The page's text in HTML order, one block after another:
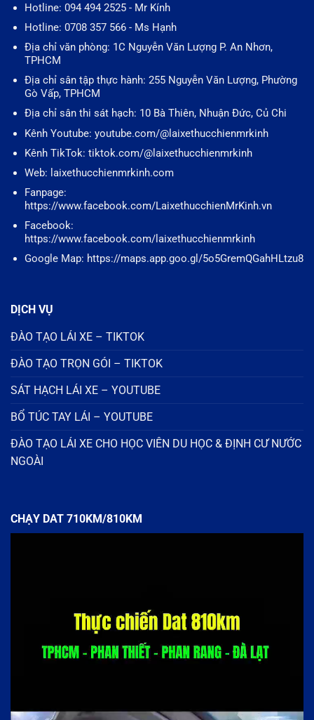
Hotline: 094 494 2525 - Mr Kính
Hotline: 0708 357 566 - Ms Hạnh
Địa chỉ văn phòng: 1C Nguyễn Văn Lượng P. An Nhơn,
TPHCM
Địa chỉ sân tập thực hành: 255 Nguyễn Văn Lượng, Phường
Gò Vấp, TPHCM
Địa chỉ sân thi sát hạch: 10 Bà Thiên, Nhuận Đức, Củ Chi
Kênh Youtube: youtube.com/@laixethucchienmrkinh
Kênh TikTok: tiktok.com/@laixethucchienmrkinh
Web: laixethucchienmrkinh.com
Fanpage:
https://www.facebook.com/LaixethucchienMrKinh.vn
Facebook:
https://www.facebook.com/laixethucchienmrkinh
Google Map: https://maps.app.goo.gl/5o5GremQGahHLtzu8
DỊCH VỤ
ĐÀO TẠO LÁI XE – TIKTOK
ĐÀO TẠO TRỌN GÓI – TIKTOK
SÁT HẠCH LÁI XE – YOUTUBE
BỔ TÚC TAY LÁI – YOUTUBE
ĐÀO TẠO LÁI XE CHO HỌC VIÊN DU HỌC & ĐỊNH CƯ NƯỚC
NGOÀI
CHẠY DAT 710KM/810KM